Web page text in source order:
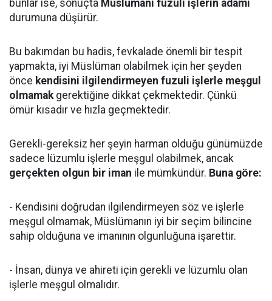
bunlar ise, sonuçta Müslümanı fuzuli işlerin adamı
durumuna düşürür.
Bu bakımdan bu hadis, fevkalade önemli bir tespit
yapmakta, iyi Müslüman olabilmek için her şeyden
önce kendisini ilgilendirmeyen fuzuli işlerle meşgul
olmamakgerektiğine dikkat çekmektedir. Çünkü
ömür kısadır ve hızla geçmektedir.
Gerekli-gereksiz her şeyin harman olduğu günümüzde
sadece lüzumlu işlerle meşgul olabilmek, ancak
gerçekten olgun bir iman ile mümkündür. Buna göre:
- Kendisini doğrudan ilgilendirmeyen söz ve işlerle
meşgul olmamak, Müslümanın iyi bir seçim bilincine
sahip olduğuna ve imanının olgunluğuna işarettir.
- İnsan, dünya ve ahireti için gerekli ve lüzumlu olan
işlerle meşgul olmalıdır.